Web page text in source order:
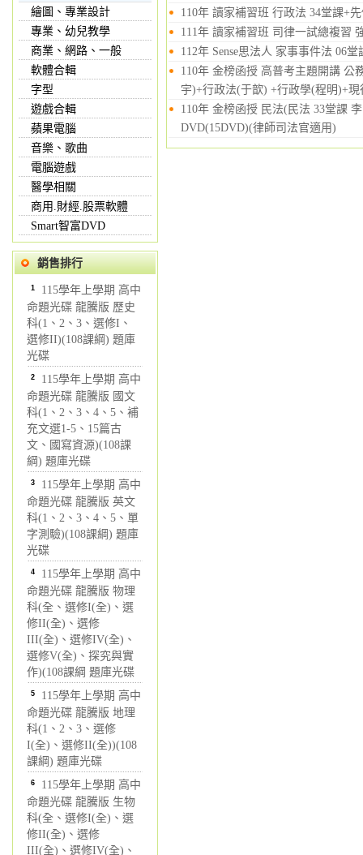
繪圖、專業設計
專業、幼兒教學
商業、網路、一般
軟體合輯
字型
遊戲合輯
蘋果電腦
音樂、歌曲
電腦遊戲
醫學相關
商用.財經.股票軟體
Smart智富DVD
銷售排行
1 115學年上學期 高中
命題光碟 龍騰版 歷史
科(1、2、3、選修I、
選修II)(108課綱) 題庫
光碟
2 115學年上學期 高中
命題光碟 龍騰版 國文
科(1、2、3、4、5、補
充文選1-5、15篇古
文、國寫資源)(108課
綱) 題庫光碟
3 115學年上學期 高中
命題光碟 龍騰版 英文
科(1、2、3、4、5、單
字測驗)(108課綱) 題庫
光碟
4 115學年上學期 高中
命題光碟 龍騰版 物理
科(全、選修I(全)、選
修II(全)、選修
III(全)、選修IV(全)、
選修V(全)、探究與實
作)(108課綱 題庫光碟
5 115學年上學期 高中
命題光碟 龍騰版 地理
科(1、2、3、選修
I(全)、選修II(全))(108
課綱) 題庫光碟
6 115學年上學期 高中
命題光碟 龍騰版 生物
科(全、選修I(全)、選
修II(全)、選修
III(全)、選修IV(全)、
110年 讀家補習班 行政法 34堂課+
111年 讀家補習班 司律一試總複習
112年 Sense思法人 家事事件法 06
110年 金榜函授 高普考主題開講 公
宇)+行政法(于歆) +行政學(程明)+
110年 金榜函授 民法(民法 33堂課
DVD(15DVD)(律師司法官適用)